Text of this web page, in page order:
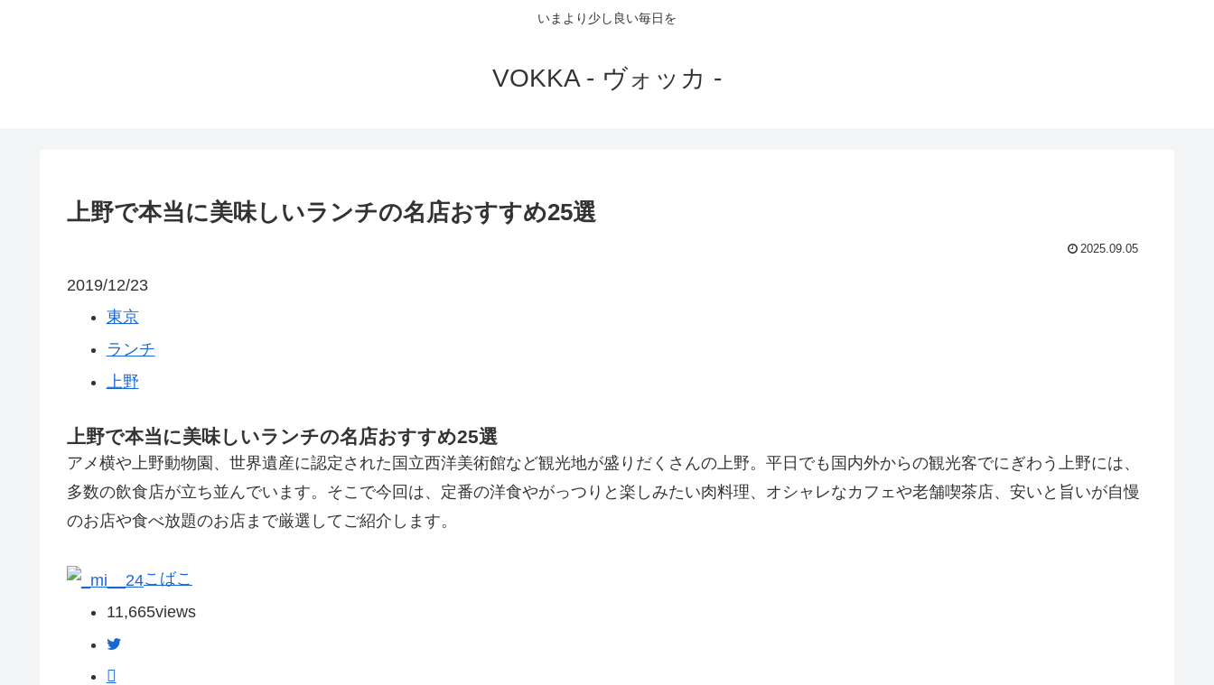
いまより少し良い毎日を
VOKKA - ヴォッカ -
上野で本当に美味しいランチの名店おすすめ25選
2025.09.05
2019/12/23
東京
ランチ
上野
上野で本当に美味しいランチの名店おすすめ25選
アメ横や上野動物園、世界遺産に認定された国立西洋美術館など観光地が盛りだくさんの上野。平日でも国内外からの観光客でにぎわう上野には、
多数の飲食店が立ち並んでいます。そこで今回は、定番の洋食やがっつりと楽しみたい肉料理、オシャレなカフェや老舗喫茶店、安いと旨いが自慢
のお店や食べ放題のお店まで厳選してご紹介します。
こばこ
11,665views